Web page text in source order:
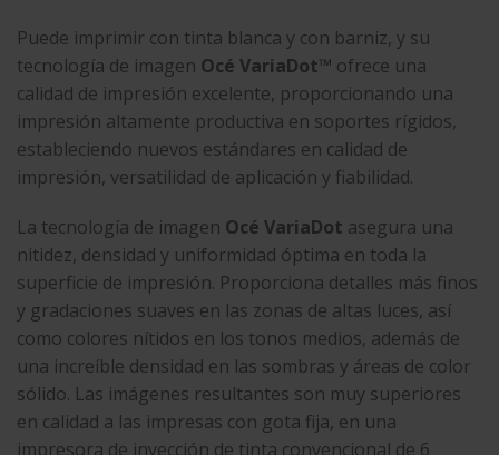
Puede imprimir con tinta blanca y con barniz, y su
tecnología de imagen Océ VariaDot™ ofrece una
calidad de impresión excelente, proporcionando una
impresión altamente productiva en soportes rígidos,
estableciendo nuevos estándares en calidad de
impresión, versatilidad de aplicación y fiabilidad.
La tecnología de imagen Océ VariaDot asegura una
nitidez, densidad y uniformidad óptima en toda la
superficie de impresión. Proporciona detalles más finos
y gradaciones suaves en las zonas de altas luces, así
como colores nítidos en los tonos medios, además de
una increíble densidad en las sombras y áreas de color
sólido. Las imágenes resultantes son muy superiores
en calidad a las impresas con gota fija, en una
impresora de inyección de tinta convencional de 6